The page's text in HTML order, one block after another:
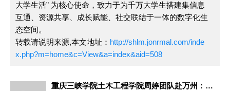
大学生活” 为核心使命，致力于为千万大学生搭建集信息
互通、资源共享、成长赋能、社交联结于一体的数字化生
态空间。
转载请说明来源,本文地址： http://shlm.jonrmal.com/inde
x.php?m=home&c=View&a=index&aid=508
重庆三峡学院土木工程学院周婷团队赴万州：实地勘察并维修3条乡